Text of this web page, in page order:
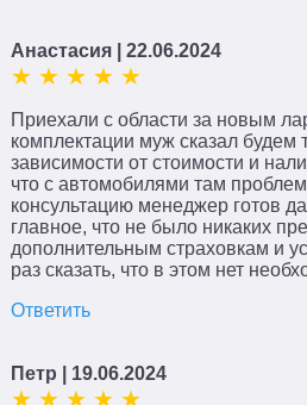
Анастасия | 22.06.2024
Приехали с области за новым
комплектации муж сказал будем
зависимости от стоимости и
что с автомобилями там
консультацию менеджер готов
главное, что не было никаких
дополнительным страховкам и
раз сказать, что в этом нет
Ответить
Петр | 19.06.2024